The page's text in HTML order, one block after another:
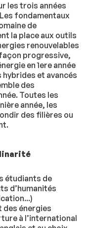
les trois années
fondamentaux
de
la place aux outils
renouvelables
progressive,
en 1ere année
hybrides et avancés
des
Toutes les
année, les
des filières ou
étudiants de
d’humanités
des énergies
à l’international